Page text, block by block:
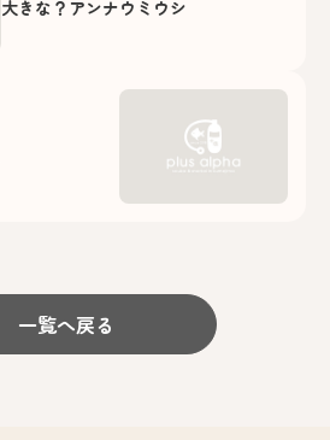
大きな？アンナウミウシ
一覧へ戻る